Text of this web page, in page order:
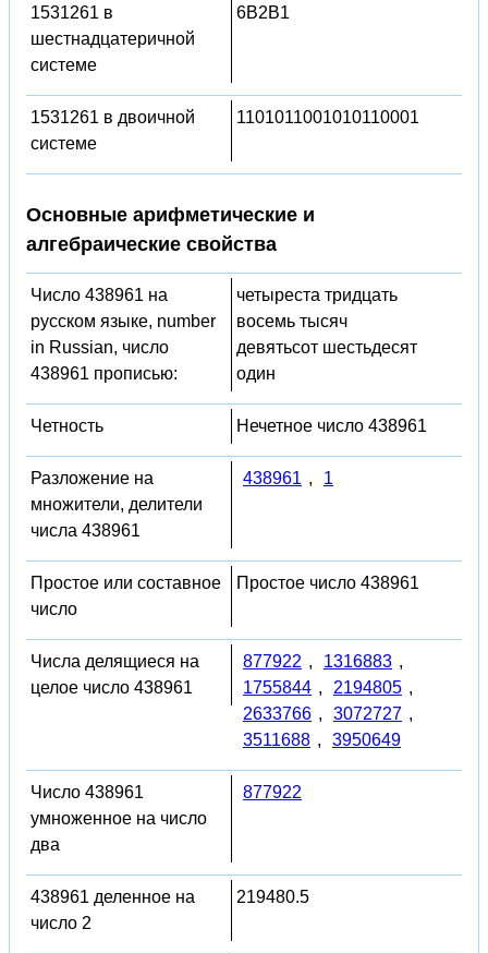
1531261 в
шестнадцатеричной
системе
6B2B1
1531261 в двоичной
системе
1101011001010110001
Основные арифметические и
алгебраические свойства
Число 438961 на
русском языке, number
in Russian, число
438961 прописью:
четыреста тридцать
восемь тысяч
девятьсот шестьдесят
один
Четность Нечетное число 438961
Разложение на
множители, делители
числа 438961
438961 , 1
Простое или составное
число
Простое число 438961
Числа делящиеся на
целое число 438961
877922 , 1316883 ,
1755844 , 2194805 ,
2633766 , 3072727 ,
3511688 , 3950649
Число 438961
умноженное на число
два
877922
438961 деленное на
число 2
219480.5